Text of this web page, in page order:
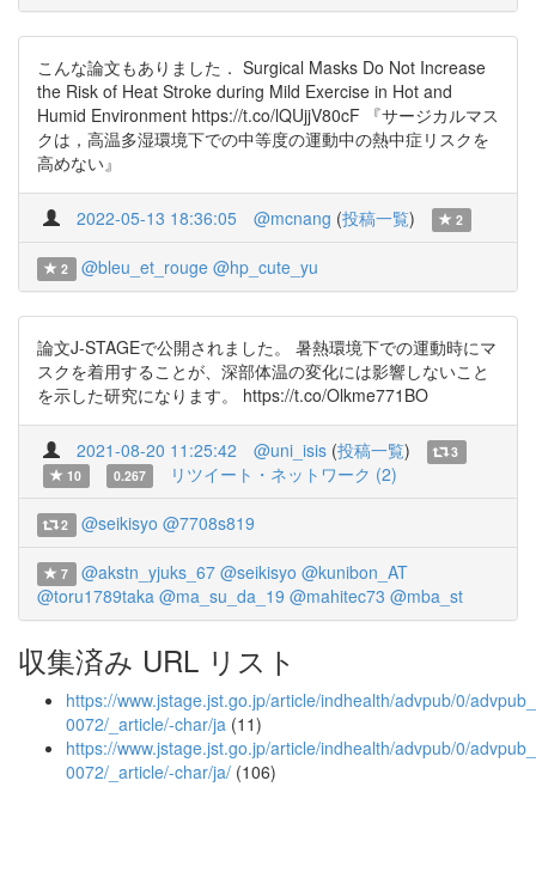
こんな論文もありました． Surgical Masks Do Not Increase
the Risk of Heat Stroke during Mild Exercise in Hot and
Humid Environment https://t.co/lQUjjV80cF 『サージカルマス
クは，高温多湿環境下での中等度の運動中の熱中症リスクを
高めない』
2022-05-13 18:36:05 @mcnang (投稿一覧) 2
2 @bleu_et_rouge @hp_cute_yu
論文J-STAGEで公開されました。 暑熱環境下での運動時にマ
スクを着用することが、深部体温の変化には影響しないこと
を示した研究になります。 https://t.co/Olkme771BO
2021-08-20 11:25:42 @uni_isis (投稿一覧)
3
10
0.267 リツイート・ネットワーク (2)
2 @seikisyo @7708s819
7 @akstn_yjuks_67 @seikisyo @kunibon_AT
@toru1789taka @ma_su_da_19 @mahitec73 @mba_st
収集済み URL リスト
https://www.jstage.jst.go.jp/article/indhealth/advpub/0/
0072/_article/-char/ja (11)
https://www.jstage.jst.go.jp/article/indhealth/advpub/0/
0072/_article/-char/ja/ (106)